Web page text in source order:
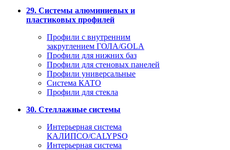
29. Системы алюминиевых и
пластиковых профилей
Профили с внутренним
закруглением ГОЛА/GOLA
Профили для нижних баз
Профили для стеновых панелей
Профили универсальные
Система КАТО
Профили для стекла
30. Стеллажные системы
Интерьерная система
КАЛИПСО/CALYPSO
Интерьерная система